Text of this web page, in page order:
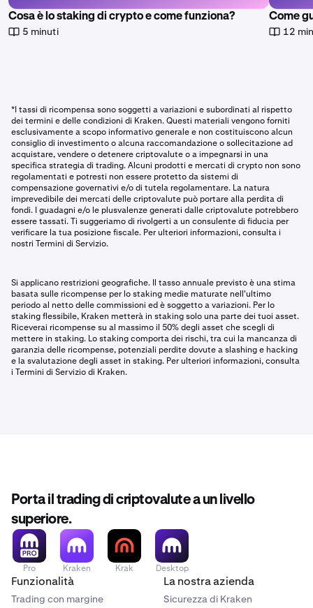
Cosa è lo staking di crypto e come funziona?
5 minuti
Come
12
*I tassi di ricompensa sono soggetti a variazioni e subordinati al rispetto
dei termini e delle condizioni di Kraken. Questi materiali vengono forniti
esclusivamente a scopo informativo generale e non costituiscono alcun
consiglio di investimento o alcuna raccomandazione o sollecitazione ad
acquistare, vendere o detenere criptovalute o a impegnarsi in una
specifica strategia di trading. Alcuni prodotti e mercati di crypto non sono
regolamentati e potresti non essere protetto da sistemi di
compensazione governativi e/o di tutela regolamentare. La natura
imprevedibile dei mercati delle criptovalute può portare alla perdita di
fondi. I guadagni e/o le plusvalenze generati dalle criptovalute potrebbero
essere tassati. Ti suggeriamo di rivolgerti a un consulente di fiducia per
verificare la tua posizione fiscale. Per ulteriori informazioni, consulta i
nostri Termini di Servizio.
Si applicano restrizioni geografiche. Il tasso annuale previsto è una stima
basata sulle ricompense per lo staking medie maturate nell'ultimo
periodo al netto delle commissioni ed è soggetto a variazioni. Per lo
staking flessibile, Kraken metterà in staking solo una parte dei tuoi asset.
Riceverai ricompense su al massimo il 50% degli asset che scegli di
mettere in staking. Lo staking comporta dei rischi, tra cui la mancanza di
garanzia delle ricompense, potenziali perdite dovute a slashing e hacking
e la svalutazione degli asset in staking. Per ulteriori informazioni, consulta
i Termini di Servizio di Kraken.
Porta il trading di criptovalute a un livello
superiore.
Pro Kraken Krak Desktop
Funzionalità
Trading con margine
La nostra azienda
Sicurezza di Kraken